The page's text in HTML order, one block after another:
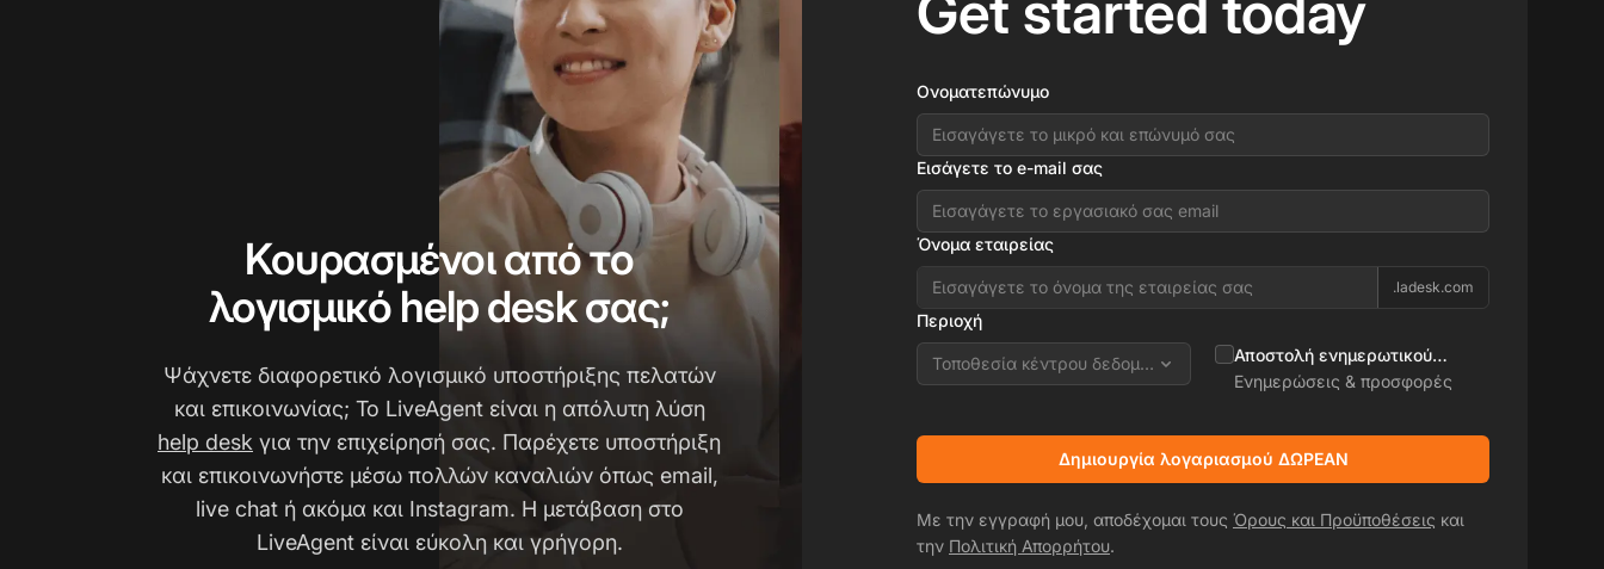
Κουρασμένοι από το
λογισμικό help desk σας;
Ψάχνετε διαφορετικό λογισμικό υποστήριξης πελατών
και επικοινωνίας; Το LiveAgent είναι η απόλυτη λύση
help desk για την επιχείρησή σας. Παρέχετε υποστήριξη
και επικοινωνήστε μέσω πολλών καναλιών όπως email,
live chat ή ακόμα και Instagram. Η μετάβαση στο
LiveAgent είναι εύκολη και γρήγορη.
Ονοματεπώνυμο
Εισάγετε το e-mail σας
Όνομα εταιρείας
.ladesk.com
Περιοχή
Τοποθεσία κέντρου δεδομένων
Αποστολή ενημερωτικού
δελτίου
Ενημερώσεις & προσφορές
Δημιουργία λογαριασμού ΔΩΡΕΑΝ
Με την εγγραφή μου, αποδέχομαι τους Όρους και Προϋποθέσεις και
την Πολιτική Απορρήτου.